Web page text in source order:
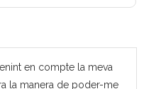
en compte la meva
la manera de poder-me